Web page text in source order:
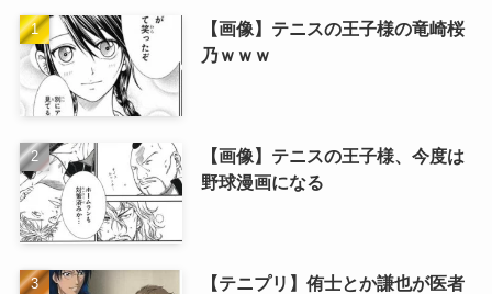
【画像】テニスの王子様の竜崎桜
乃ｗｗｗ
【画像】テニスの王子様、今度は
野球漫画になる
【テニプリ】侑士とか謙也が医者